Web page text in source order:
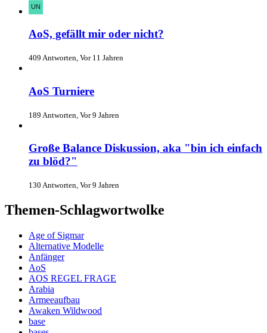
AoS, gefällt mir oder nicht?
409 Antworten, Vor 11 Jahren
AoS Turniere
189 Antworten, Vor 9 Jahren
Große Balance Diskussion, aka "bin ich einfach
zu blöd?"
130 Antworten, Vor 9 Jahren
Themen-Schlagwortwolke
Age of Sigmar
Alternative Modelle
Anfänger
AoS
AOS REGEL FRAGE
Arabia
Armeeaufbau
Awaken Wildwood
base